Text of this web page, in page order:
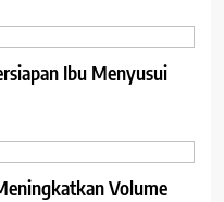
Ibu Menyusui
Volume